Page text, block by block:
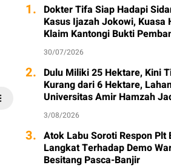
1. Dokter Tifa Siap Hadapi
Kasus Ijazah Jokowi, Kuasa
Klaim Kantongi Bukti
30/07/2026
2. Dulu Miliki 25 Hektare, Kini
Kurang dari 6 Hektare,
Universitas Amir Hamzah
3/08/2026
3. Atok Labu Soroti Respon Plt
Langkat Terhadap Demo
Besitang Pasca-Banjir